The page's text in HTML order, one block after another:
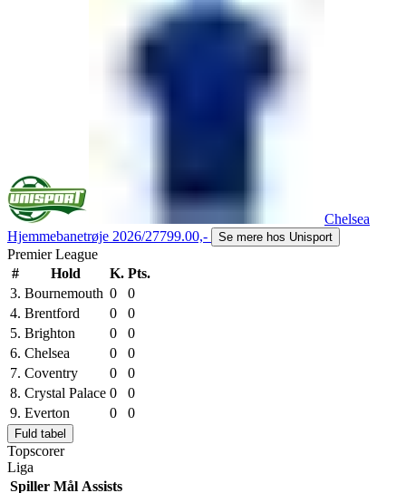
Chelsea
Hjemmebanetrøje 2026/27799.00,- Se mere hos Unisport
Premier League
#
Hold K. Pts.
3. Bournemouth 0
0
4. Brentford 0
0
5. Brighton 0
0
6. Chelsea 0
0
7. Coventry 0
0
8. Crystal Palace 0
0
9. Everton 0 0
Fuld tabel
Topscorer
Liga
Spiller Mål Assists